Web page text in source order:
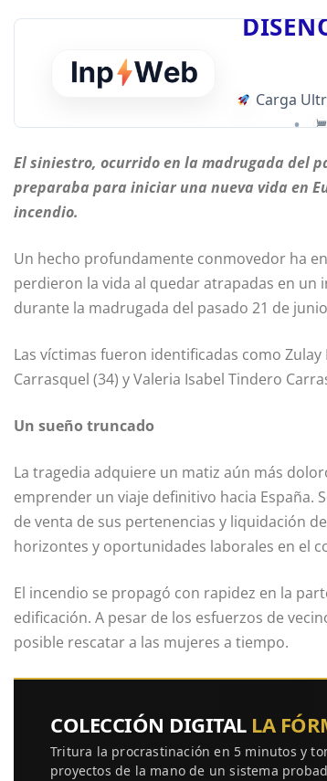
Carga
•
El siniestro, ocurrido en la madrugada del
preparaba para iniciar una nueva vida en
incendio.
Un hecho profundamente conmovedor ha
perdieron la vida al quedar atrapadas en un
durante la madrugada del pasado 21 de
Las víctimas fueron identificadas como Zulay
Carrasquel (34) y Valeria Isabel Tindero
Un sueño truncado
La tragedia adquiere un matiz aún más
emprender un viaje definitivo hacia España.
de venta de sus pertenencias y liquidación
horizontes y oportunidades laborales en el
El incendio se propagó con rapidez en la
edificación. A pesar de los esfuerzos de
posible rescatar a las mujeres a tiempo.
COLECCIÓN DIGITAL LA
Tritura la procrastinación en 5 minutos y
proyectos de la mano de un sistema